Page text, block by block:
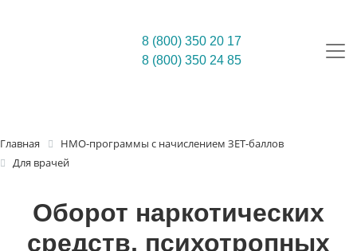
8 (800) 350 20 17
8 (800) 350 24 85
Главная
НМО-программы с начислением ЗЕТ-баллов
Для врачей
Оборот наркотических
средств, психотропных